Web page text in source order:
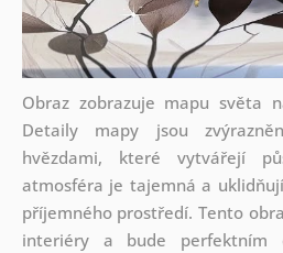
Obraz zobrazuje mapu světa
Detaily mapy jsou
hvězdami, které vytvářejí
atmosféra je tajemná a
příjemného prostředí. Tento
interiéry a bude perfektním